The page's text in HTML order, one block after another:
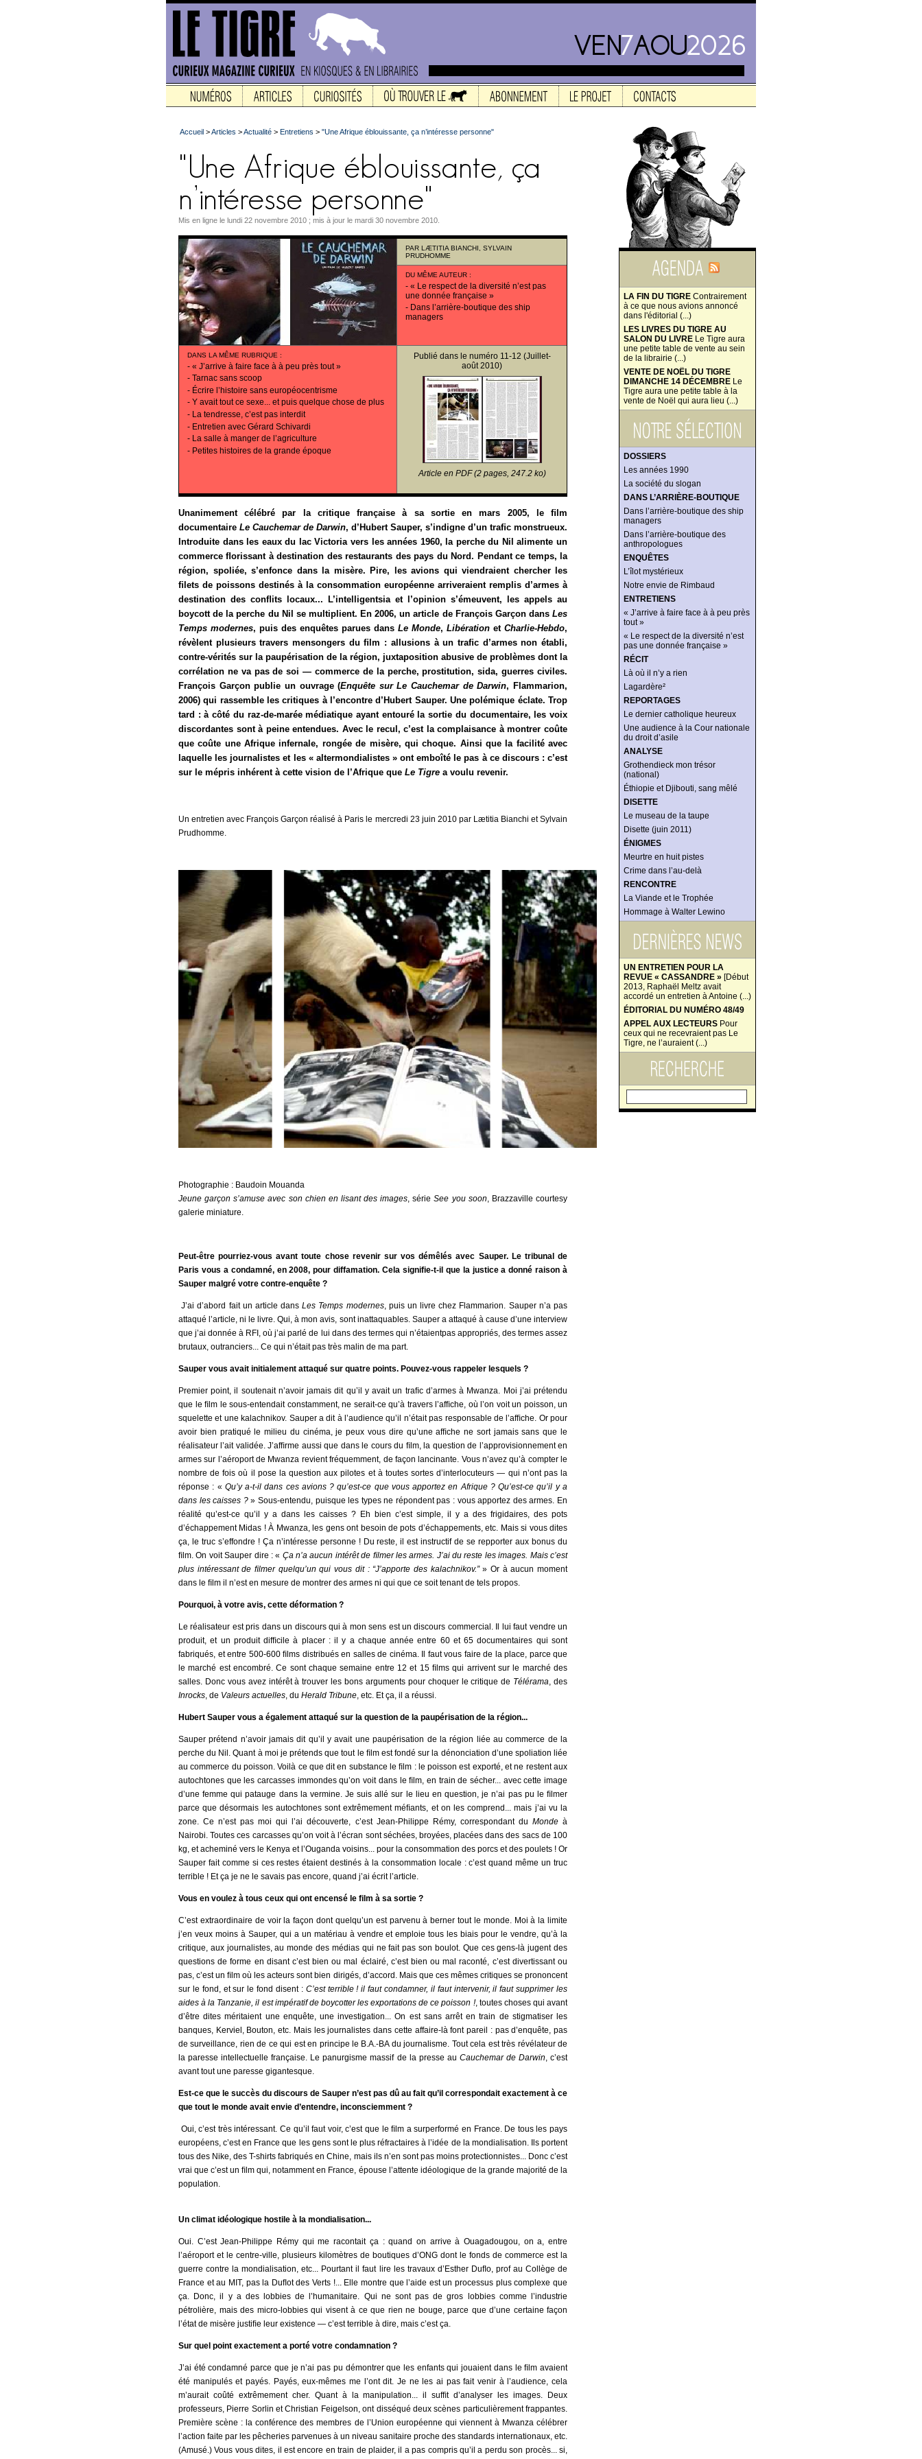
LA FIN DU TIGRE Contrairement
à ce que nous avions annoncé
dans l'éditorial (...)
LES LIVRES DU TIGRE AU
SALON DU LIVRE Le Tigre aura
une petite table de vente au sein
de la librairie (...)
VENTE DE NOËL DU TIGRE
DIMANCHE 14 DÉCEMBRE Le
Tigre aura une petite table à la
vente de Noël qui aura lieu (...)
DOSSIERS
Les années 1990
La société du slogan
DANS L’ARRIÈRE-BOUTIQUE
Dans l’arrière-boutique des ship
managers
Dans l’arrière-boutique des
anthropologues
ENQUÊTES
L’îlot mystérieux
Notre envie de Rimbaud
ENTRETIENS
« J’arrive à faire face à à peu près
tout »
« Le respect de la diversité n’est
pas une donnée française »
RÉCIT
Là où il n’y a rien
Lagardère²
REPORTAGES
Le dernier catholique heureux
Une audience à la Cour nationale
du droit d’asile
ANALYSE
Grothendieck mon trésor
(national)
Éthiopie et Djibouti, sang mêlé
DISETTE
Le museau de la taupe
Disette (juin 2011)
ÉNIGMES
Meurtre en huit pistes
Crime dans l’au-delà
RENCONTRE
La Viande et le Trophée
Hommage à Walter Lewino
UN ENTRETIEN POUR LA
REVUE « CASSANDRE » [Début
2013, Raphaël Meltz avait
accordé un entretien à Antoine (...)
ÉDITORIAL DU NUMÉRO 48/49
APPEL AUX LECTEURS Pour
ceux qui ne recevraient pas Le
Tigre, ne l’auraient (...)
Accueil >Articles >Actualité > Entretiens > "Une Afrique éblouissante, ça n’intéresse personne"
Mis en ligne le lundi 22 novembre 2010 ; mis à jour le mardi 30 novembre 2010.
PAR LÆTITIA BIANCHI
SYLVAIN
PRUDHOMME
DU MÊME AUTEUR :
- « Le respect de la diversité n’est pas
une donnée française »
- Dans l’arrière-boutique des ship
managers
DANS LA MÊME RUBRIQUE :
- « J’arrive à faire face à à peu près tout »
- Tarnac sans scoop
- Écrire l’histoire sans européocentrisme
- Y avait tout ce sexe... et puis quelque chose de plus
- La tendresse, c’est pas interdit
- Entretien avec Gérard Schivardi
- La salle à manger de l’agriculture
- Petites histoires de la grande époque
Publié dans le numéro 11-12 (Juillet-
août 2010)
Article en PDF (2 pages, 247.2 ko)
Unanimement célébré par la critique française à sa sortie en mars 2005, le ﬁlm
documentaire Le Cauchemar de Darwin, d’Hubert Sauper, s’indigne d’un traﬁc monstrueux.
Introduite dans les eaux du lac Victoria vers les années 1960, la perche du Nil alimente un
commerce ﬂorissant à destination des restaurants des pays du Nord. Pendant ce temps, la
région, spoliée, s’enfonce dans la misère. Pire, les avions qui viendraient chercher les
ﬁlets de poissons destinés à la consommation européenne arriveraient remplis d’armes à
destination des conﬂits locaux... L’intelligentsia et l’opinion s’émeuvent, les appels au
boycott de la perche du Nil se multiplient. En 2006, un article de François Garçon dans Les
Temps modernes, puis des enquêtes parues dans Le Monde, Libération et Charlie-Hebdo,
révèlent plusieurs travers mensongers du ﬁlm : allusions à un traﬁc d’armes non établi,
contre-vérités sur la paupérisation de la région, juxtaposition abusive de problèmes dont la
corrélation ne va pas de soi — commerce de la perche, prostitution, sida, guerres civiles.
François Garçon publie un ouvrage (Enquête sur Le Cauchemar de Darwin, Flammarion,
2006) qui rassemble les critiques à l’encontre d’Hubert Sauper. Une polémique éclate. Trop
tard : à côté du raz-de-marée médiatique ayant entouré la sortie du documentaire, les voix
discordantes sont à peine entendues. Avec le recul, c’est la complaisance à montrer coûte
que coûte une Afrique infernale, rongée de misère, qui choque. Ainsi que la facilité avec
laquelle les journalistes et les « altermondialistes » ont emboîté le pas à ce discours : c’est
sur le mépris inhérent à cette vision de l’Afrique que Le Tigre a voulu revenir.
Un entretien avec François Garçon réalisé à Paris le mercredi 23 juin 2010 par Lætitia Bianchi et Sylvain
Prudhomme.
Photographie : Baudoin Mouanda
Jeune garçon s’amuse avec son chien en lisant des images, sérieSee you soon, Brazzaville courtesy
galerie miniature.
Peut-être pourriez-vous avant toute chose revenir sur vos démêlés avec Sauper. Le tribunal de
Paris vous a condamné, en 2008, pour diffamation. Cela signiﬁe-t-il que la justice a donné raison à
Sauper malgré votre contre-enquête ?
J’ai d’abord fait un article dansLes Temps modernes, puis un livre chez Flammarion. Sauper n’a pas
attaqué l’article, ni le livre. Qui, à mon avis, sont inattaquables. Sauper a attaqué à cause d’une interview
que j’ai donnée à RFI, où j’ai parlé de lui dans des termes qui n’étaientpas appropriés, des termes assez
brutaux, outranciers... Ce qui n’était pas très malin de ma part.
Sauper vous avait initialement attaqué sur quatre points. Pouvez-vous rappeler lesquels ?
Premier point, il soutenait n’avoir jamais dit qu’il y avait un traﬁc d’armes à Mwanza. Moi j’ai prétendu
que le ﬁlm le sous-entendait constamment, ne serait-ce qu’à travers l’afﬁche, où l’on voit un poisson, un
squelette et une kalachnikov. Sauper a dit à l’audience qu’il n’était pas responsable de l’afﬁche. Or pour
avoir bien pratiqué le milieu du cinéma, je peux vous dire qu’une afﬁche ne sort jamais sans que le
réalisateur l’ait validée. J’afﬁrme aussi que dans le cours du ﬁlm, la question de l’approvisionnement en
armes sur l’aéroport de Mwanza revient fréquemment, de façon lancinante. Vous n’avez qu’à compter le
nombre de fois où il pose la question aux pilotes et à toutes sortes d’interlocuteurs — qui n’ont pas la
réponse : « Qu’y a-t-il dans ces avions ? qu’est-ce que vous apportez en Afrique ? Qu’est-ce qu’il y a
dans les caisses ?» Sous-entendu, puisque les types ne répondent pas : vous apportez des armes. En
réalité qu’est-ce qu’il y a dans les caisses ? Eh bien c’est simple, il y a des frigidaires, des pots
d’échappement Midas ! À Mwanza, les gens ont besoin de pots d’échappements, etc. Mais si vous dites
ça, le truc s’effondre ! Ça n’intéresse personne ! Du reste, il est instructif de se repporter aux bonus du
ﬁlm. On voit Sauper dire : « Ça n’a aucun intérêt de ﬁlmer les armes. J’ai du reste les images. Mais c’est
plus intéressant de ﬁlmer quelqu’un qui vous dit : “J’apporte des kalachnikov.”» Or à aucun moment
dans le ﬁlm il n’est en mesure de montrer des armes ni qui que ce soit tenant de tels propos.
Pourquoi, à votre avis, cette déformation ?
Le réalisateur est pris dans un discours qui à mon sens est un discours commercial. Il lui faut vendre un
produit, et un produit difﬁcile à placer : il y a chaque année entre 60 et 65 documentaires qui sont
fabriqués, et entre 500-600 ﬁlms distribués en salles de cinéma. Il faut vous faire de la place, parce que
le marché est encombré. Ce sont chaque semaine entre 12 et 15 ﬁlms qui arrivent sur le marché des
salles. Donc vous avez intérêt à trouver les bons arguments pour choquer le critique de Télérama, des
Inrocks, de Valeurs actuelles, du Herald Tribune, etc. Et ça, il a réussi.
Hubert Sauper vous a également attaqué sur la question de la paupérisation de la région...
Sauper prétend n’avoir jamais dit qu’il y avait une paupérisation de la région liée au commerce de la
perche du Nil. Quant à moi je prétends que tout le ﬁlm est fondé sur la dénonciation d’une spoliation liée
au commerce du poisson. Voilà ce que dit en substance le ﬁlm : le poisson est exporté, et ne restent aux
autochtones que les carcasses immondes qu’on voit dans le ﬁlm, en train de sécher... avec cette image
d’une femme qui patauge dans la vermine. Je suis allé sur le lieu en question, je n’ai pas pu le ﬁlmer
parce que désormais les autochtones sont extrêmement méﬁants, et on les comprend... mais j’ai vu la
zone. Ce n’est pas moi qui l’ai découverte, c’est Jean-Philippe Rémy, correspondant du Mondeà
Nairobi. Toutes ces carcasses qu’on voit à l’écran sont séchées, broyées, placées dans des sacs de 100
kg, et acheminé vers le Kenya et l’Ouganda voisins... pour la consommation des porcs et des poulets ! Or
Sauper fait comme si ces restes étaient destinés à la consommation locale : c’est quand même un truc
terrible ! Et ça je ne le savais pas encore, quand j’ai écrit l’article.
Vous en voulez à tous ceux qui ont encensé le ﬁlm à sa sortie ?
C’est extraordinaire de voir la façon dont quelqu’un est parvenu à berner tout le monde. Moi à la limite
j’en veux moins à Sauper, qui a un matériau à vendre et emploie tous les biais pour le vendre, qu’à la
critique, aux journalistes, au monde des médias qui ne fait pas son boulot. Que ces gens-là jugent des
questions de forme en disant c’est bien ou mal éclairé, c’est bien ou mal raconté, c’est divertissant ou
pas, c’est un ﬁlm où les acteurs sont bien dirigés, d’accord. Mais que ces mêmes critiques se prononcent
sur le fond, et sur le fond disent : C’est terrible ! il faut condamner, il faut intervenir, il faut supprimer les
aides à la Tanzanie, il est impératif de boycotter les exportations de ce poisson !, toutes choses qui avant
d’être dites méritaient une enquête, une investigation... On est sans arrêt en train de stigmatiser les
banques, Kerviel, Bouton, etc. Mais les journalistes dans cette affaire-là font pareil : pas d’enquête, pas
de surveillance, rien de ce qui est en principe le B.A.-BA du journalisme. Tout cela est très révélateur de
la paresse intellectuelle française. Le panurgisme massif de la presse au Cauchemar de Darwin, c’est
avant tout une paresse gigantesque.
Est-ce que le succès du discours de Sauper n’est pas dû au fait qu’il correspondait exactement à ce
que tout le monde avait envie d’entendre, inconsciemment ?
Oui, c’est très intéressant. Ce qu’il faut voir, c’est que le ﬁlm a surperformé en France. De tous les pays
européens, c’est en France que les gens sont le plus réfractaires à l’idée de la mondialisation. Ils portent
tous des Nike, des T-shirts fabriqués en Chine, mais ils n’en sont pas moins protectionnistes... Donc c’est
vrai que c’est un ﬁlm qui, notamment en France, épouse l’attente idéologique de la grande majorité de la
population.
Un climat idéologique hostile à la mondialisation...
Oui. C’est Jean-Philippe Rémy qui me racontait ça : quand on arrive à Ouagadougou, on a, entre
l’aéroport et le centre-ville, plusieurs kilomètres de boutiques d’ONG dont le fonds de commerce est la
guerre contre la mondialisation, etc... Pourtant il faut lire les travaux d’Esther Duﬂo, prof au Collège de
France et au MIT, pas la Duﬂot des Verts !... Elle montre que l’aide est un processus plus complexe que
ça. Donc, il y a des lobbies de l’humanitaire. Qui ne sont pas de gros lobbies comme l’industrie
pétrolière, mais des micro-lobbies qui visent à ce que rien ne bouge, parce que d’une certaine façon
l’état de misère justiﬁe leur existence — c’est terrible à dire, mais c’est ça.
Sur quel point exactement a porté votre condamnation ?
J’ai été condamné parce que je n’ai pas pu démontrer que les enfants qui jouaient dans le ﬁlm avaient
été manipulés et payés. Payés, eux-mêmes me l’ont dit. Je ne les ai pas fait venir à l’audience, cela
m’aurait coûté extrêmement cher. Quant à la manipulation... il sufﬁt d’analyser les images. Deux
professeurs, Pierre Sorlin et Christian Feigelson, ont disséqué deux scènes particulièrement frappantes.
Première scène : la conférence des membres de l’Union européenne qui viennent à Mwanza célébrer
l’action faite par les pêcheries parvenues à un niveau sanitaire proche des standards internationaux, etc.
(Amusé.) Vous vous dites, il est encore en train de plaider, il a pas compris qu’il a perdu son procès... si,